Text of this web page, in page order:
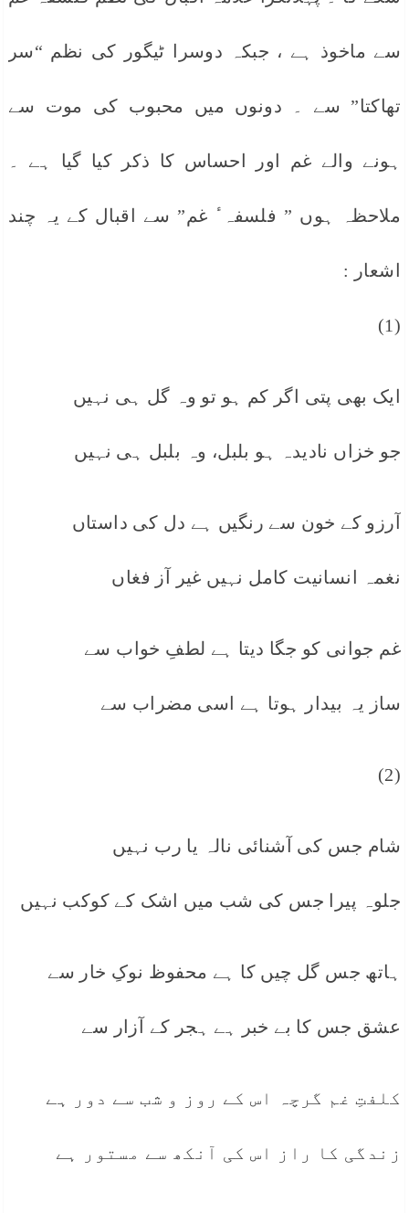
سے ماخوذ ہے ، جبکہ دوسرا ٹیگور کی نظم “سر
تھاکتا” سے ۔ دونوں میں محبوب کی موت سے
ہونے والے غم اور احساس کا ذکر کیا گیا ہے ۔
ملاحظہ ہوں ” فلسفہ ٔ غم” سے اقبال کے یہ چند
اشعار :
(1)
ایک بھی پتی اگر کم ہو تو وہ گل ہی نہیں
جو خزاں نادیدہ ہو بلبل، وہ بلبل ہی نہیں
آرزو کے خون سے رنگیں ہے دل کی داستاں
نغمہ انسانیت کامل نہیں غیر آز فغاں
غم جوانی کو جگا دیتا ہے لطفِ خواب سے
ساز یہ بیدار ہوتا ہے اسی مضراب سے
(2)
شام جس کی آشنائی نالہ یا رب نہیں
جلوہ پیرا جس کی شب میں اشک کے کوکب نہیں
ہاتھ جس گل چیں کا ہے محفوظ نوکِ خار سے
عشق جس کا بے خبر ہے ہجر کے آزار سے
کلفتِ غم گرچہ اس کے روز و شب سے دور ہے
زندگی کا راز اس کی آنکھ سے مستور ہے